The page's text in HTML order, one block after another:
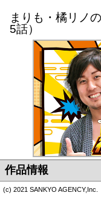
まりも・橘リノ
5話）
作品情報
(c) 2021 SANKYO AGENCY,Inc.